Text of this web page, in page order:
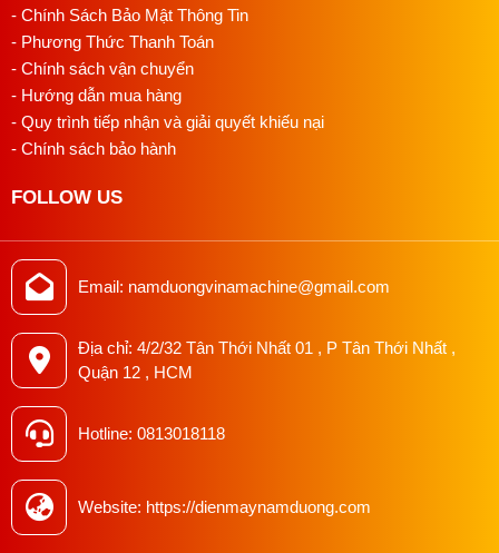
- Chính Sách Bảo Mật Thông Tin
- Phương Thức Thanh Toán
- Chính sách vận chuyển
- Hướng dẫn mua hàng
- Quy trình tiếp nhận và giải quyết khiếu nại
- Chính sách bảo hành
FOLLOW US
Email: namduongvinamachine@gmail.com
Địa chỉ: 4/2/32 Tân Thới Nhất 01 , P Tân Thới Nhất ,
Quận 12 , HCM
Hotline: 0813018118
Website: https://dienmaynamduong.com